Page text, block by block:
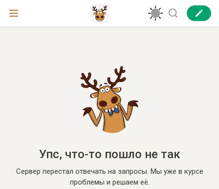
Упс, что-то пошло не так
Сервер перестал отвечать на запросы. Мы уже в курсе
проблемы и решаем её.